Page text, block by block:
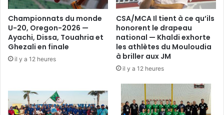
Championnats du monde
U-20, Oregon-2026 —
Ayachi, Dissa, Touahria et
Ghezali en finale
il y a 12 heures
CSA/MCA Il tient à ce qu’ils
honorent le drapeau
national — Khaldi exhorte
les athlètes du Mouloudia
à briller aux JM
il y a 12 heures